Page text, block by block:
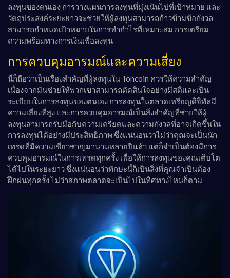
ลงทุนของตนเอง การวางแผนการลงทุนที่มุ่งเน้นไปที่เป้าหมาย และ
วัตถุประสงค์ระยะยาวจะช่วยให้ผู้ลงทุนสามารถก้าวข้ามข้อกังวล
สามารถกำหนดเป้าหมายในการทำกำไรที่เหมาะสม การเตรียม
ความพร้อมทางการเงินเพื่อลงทุน
การควบคุมอารมณ์และความเสี่ยง
นี่ก็ถือว่าเป็นเรื่องสำคัญที่ผู้ลงทุนใน Toncoin ควรให้ความสำคัญ
เนื่องจากมันช่วยให้พวกเขาสามารถตัดสินใจอย่างมีสติและเป็น
ระเบียบในการลงทุนของตนเอง การลงทุนในตลาดเหรียญดิจิทัลมี
ความเสี่ยงที่สูง และการควบคุมอารมณ์เป็นสิ่งสำคัญที่ช่วยให้ผู้
ลงทุนสามารถรับมือกับความเครียดและความกังวลที่อาจเกิดขึ้นใน
การลงทุนได้อย่างมีประสิทธิภาพ ซึ่งแน่นอนว่าไม่ว่าคุณจะเป็นนัก
เทรดที่มีความเชี่ยวชาญมานานหลายปีแล้ว แต่ก็จำเป็นต้องมีการ
ควบคุมอารมณ์ในการเทรดทุกครั้ง เพื่อให้การลงทุนของคุณเติบโต
ได้ไปในระยะยาว ซึ่งแน่นอนว่าทักษะนี้ก็เป็นสิ่งที่คุณจำเป็นต้อง
ฝึกฝนทุกครั้ง ไม่ว่าสภาพตลาดจะเป็นไปในทิศทางไหนก็ตาม